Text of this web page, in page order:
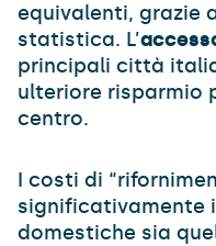
equivalenti, grazie
statistica. L’
principali città
ulteriore risparmio
centro.
I costi di
significativamente
domestiche sia